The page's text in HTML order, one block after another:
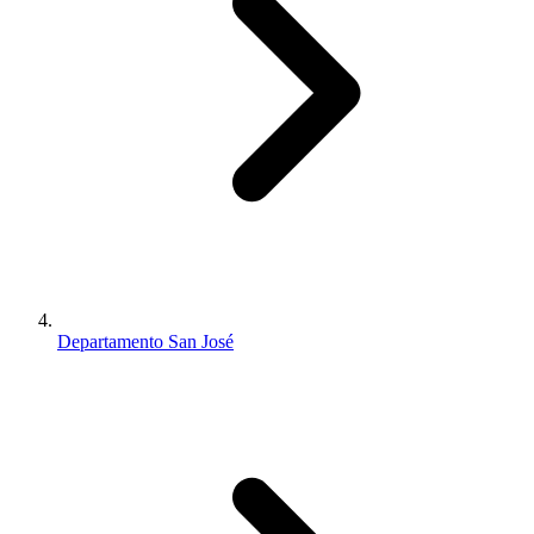
Departamento San José